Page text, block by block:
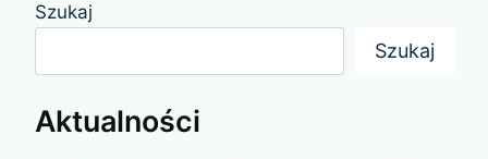
Szukaj
Szukaj
Aktualności